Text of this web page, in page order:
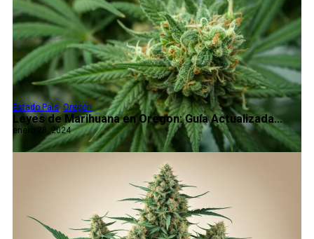
Leyes de Marihuana en Oregon: Guía Actualizada...
Estado Pais,Oregón
enero 28, 2024